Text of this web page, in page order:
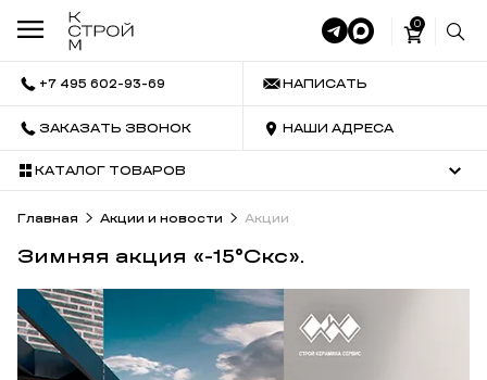
0
+7 495 602-93-69 НАПИСАТЬ
ЗАКАЗАТЬ ЗВОНОК НАШИ АДРЕСА
КАТАЛОГ ТОВАРОВ
Главная Акции и новости Акции
Зимняя акция «-15°Скс».